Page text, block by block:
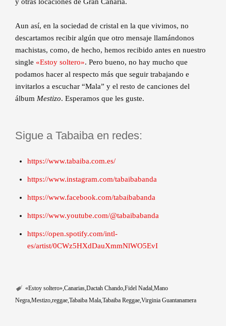
Aun así, en la sociedad de cristal en la que vivimos, no
descartamos recibir algún que otro mensaje llamándonos
machistas, como, de hecho, hemos recibido antes en nuestro
single «Estoy soltero». Pero bueno, no hay mucho que
podamos hacer al respecto más que seguir trabajando e
invitarlos a escuchar “Mala” y el resto de canciones del
álbum Mestizo. Esperamos que les guste.
Sigue a Tabaiba en redes:
https://www.tabaiba.com.es/
https://www.instagram.com/tabaibabanda
https://www.facebook.com/tabaibabanda
https://www.youtube.com/@tabaibabanda
https://open.spotify.com/intl-
es/artist/0CWz5HXdDauXmmNlWO5EvI
«Estoy soltero» Canarias Dactah Chando Fidel Nadal Mano
Negra Mestizo reggae Tabaiba Mala Tabaiba Reggae Virginia Guantanamera